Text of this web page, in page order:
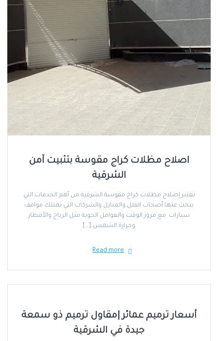
اصلاح مظلات كراج مقوسة بتثبيت آمن
الشرقية
تعتبر إصلاح مظلات كراج مقوسة الشرقية من أهم الخدمات التي
يبحث عنها أصحاب الفلل والمنازل والشركات التي تمتلك مواقف
سيارات. مع مرور الوقت والعوامل الجوية مثل الرياح والأمطار
وحرارة الشمس،[…]
Read more
أسعار ترميم عمائر |مقاول ترميم ذو سمعة
جيدة في الشرقية